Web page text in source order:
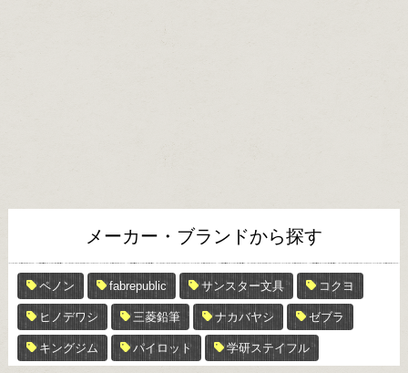
メーカー・ブランドから探す
ペノン fabrepublic サンスター文具 コクヨ
ヒノデワシ 三菱鉛筆 ナカバヤシ ゼブラ
キングジム パイロット 学研ステイフル